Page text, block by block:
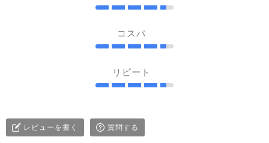
コスパ
リピート
レビューを書く 質問する